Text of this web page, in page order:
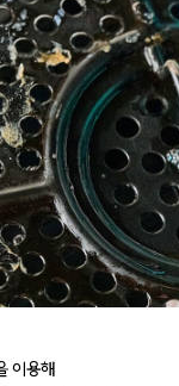
이용해